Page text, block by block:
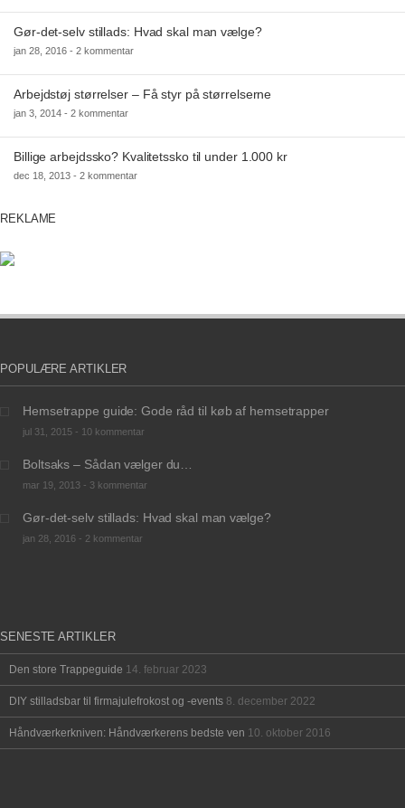
Gør-det-selv stillads: Hvad skal man vælge?
jan 28, 2016 - 2 kommentar
Arbejdstøj størrelser – Få styr på størrelserne
jan 3, 2014 - 2 kommentar
Billige arbejdssko? Kvalitetssko til under 1.000 kr
dec 18, 2013 - 2 kommentar
REKLAME
POPULÆRE ARTIKLER
Hemsetrappe guide: Gode råd til køb af hemsetrapper
jul 31, 2015 - 10 kommentar
Boltsaks – Sådan vælger du…
mar 19, 2013 - 3 kommentar
Gør-det-selv stillads: Hvad skal man vælge?
jan 28, 2016 - 2 kommentar
SENESTE ARTIKLER
Den store Trappeguide 14. februar 2023
DIY stilladsbar til firmajulefrokost og -events 8. december 2022
Håndværkerkniven: Håndværkerens bedste ven 10. oktober 2016